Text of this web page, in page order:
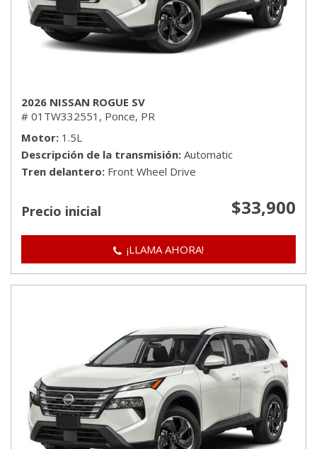
2026 NISSAN ROGUE SV
# 01TW332551, Ponce, PR
Motor 1.5L
Descripción de la transmisión Automatic
Tren delantero Front Wheel Drive
Precio inicial $33,900
¡LLAMA AHORA!